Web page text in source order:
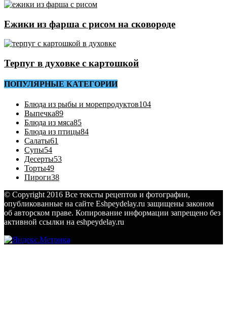
Ежики из фарша с рисом на сковороде
Терпуг в духовке с картошкой
ПОПУЛЯРНЫЕ КАТЕГОРИИ
Блюда из рыбы и морепродуктов104
Выпечка89
Блюда из мяса85
Блюда из птицы84
Салаты61
Супы54
Десерты53
Торты49
Пироги38
© Copyright 2016 Все тексты рецептов и фотографии,
опубликованные на сайте Eshpeydelay.ru защищены законом
об авторском праве. Копирование информации запрещено без
активной ссылки на eshpeydelay.ru